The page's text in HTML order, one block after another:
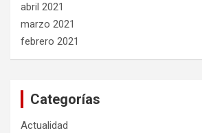
abril 2021
marzo 2021
febrero 2021
Categorías
Actualidad